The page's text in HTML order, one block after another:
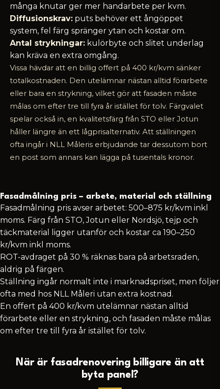
många knutar ger mer handarbete per kvm.
Diffusionskrav: puts behöver ett ångöppet
system, fel färg spränger ytan och kostar om.
Antal strykningar: kulörbyte och slitet underlag
kan kräva en extra omgång.
Vissa hävdar att en billig offert på 400 kr/kvm sänker
totalkostnaden. Den utelämnar nästan alltid förarbete
eller bara en strykning, vilket gör att fasaden måste
målas om efter tre till fyra år istället för tolv. Färgvalet
spelar också in, en kvalitetsfärg från STO eller Jotun
håller längre än ett lågprisalternativ. Att ställningen
ofta ingår i NLL Måleris erbjudande tar dessutom bort
en post som annars kan lägga på tusentals kronor.
Fasadmålning pris – arbete, material och ställning
Fasadmålning pris avser arbetet: 500–875 kr/kvm inkl
moms. Färg från STO, Jotun eller Nordsjö, tejp och
täckmaterial ligger utanför och kostar ca 190–250
kr/kvm inkl moms.
ROT-avdraget på 30 % räknas bara på arbetsraden,
aldrig på färgen.
Ställning ingår normalt inte i marknadspriset, men följer
ofta med hos NLL Måleri utan extra kostnad.
En offert på 400 kr/kvm utelämnar nästan alltid
förarbete eller en strykning, och fasaden måste målas
om efter tre till fyra år istället för tolv.
När är fasadrenovering billigare än att
byta panel?